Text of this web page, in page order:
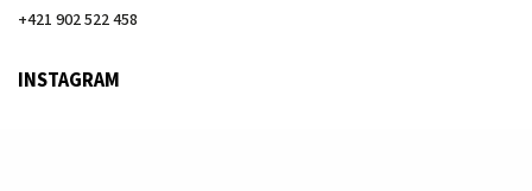
+421 902 522 458
INSTAGRAM